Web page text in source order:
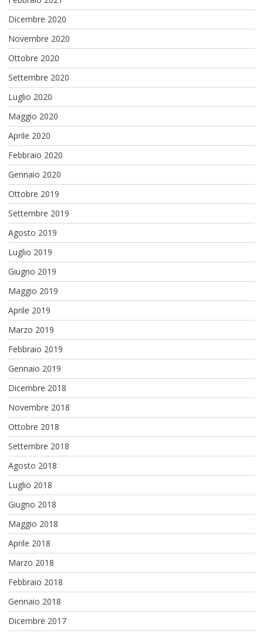
Dicembre 2020
Novembre 2020
Ottobre 2020
Settembre 2020
Luglio 2020
Maggio 2020
Aprile 2020
Febbraio 2020
Gennaio 2020
Ottobre 2019
Settembre 2019
Agosto 2019
Luglio 2019
Giugno 2019
Maggio 2019
Aprile 2019
Marzo 2019
Febbraio 2019
Gennaio 2019
Dicembre 2018
Novembre 2018
Ottobre 2018
Settembre 2018
Agosto 2018
Luglio 2018
Giugno 2018
Maggio 2018
Aprile 2018
Marzo 2018
Febbraio 2018
Gennaio 2018
Dicembre 2017